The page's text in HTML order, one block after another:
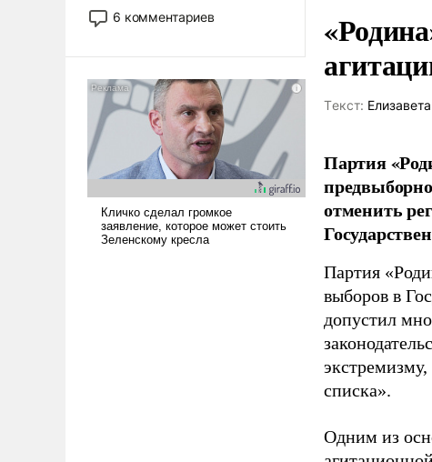
США потребуется более трех
лет. Даже небольшая война с
Сложившаяся ситуация
означает многолетний период
уязвимости США, например,
перед Китаем.
6 комментариев
Tекст:
Партия
отменить
Партия
выборов в
допустил
списка».
Одним из